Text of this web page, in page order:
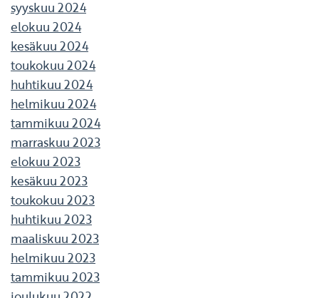
syyskuu 2024
elokuu 2024
kesäkuu 2024
toukokuu 2024
huhtikuu 2024
helmikuu 2024
tammikuu 2024
marraskuu 2023
elokuu 2023
kesäkuu 2023
toukokuu 2023
huhtikuu 2023
maaliskuu 2023
helmikuu 2023
tammikuu 2023